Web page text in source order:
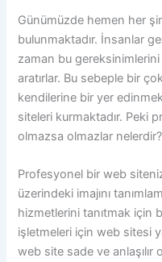
Günümüzde hemen her
bulunmaktadır. İnsanlar
zaman bu
aratırlar. Bu sebeple bir
kendilerine bir yer
siteleri kurmaktadır. Peki
olmazsa olmazlar nelerdir?
Profesyonel bir web
üzerindeki imajını
hizmetlerini tanıtmak için
işletmeleri için web sitesi
web site sade ve anlaşılır